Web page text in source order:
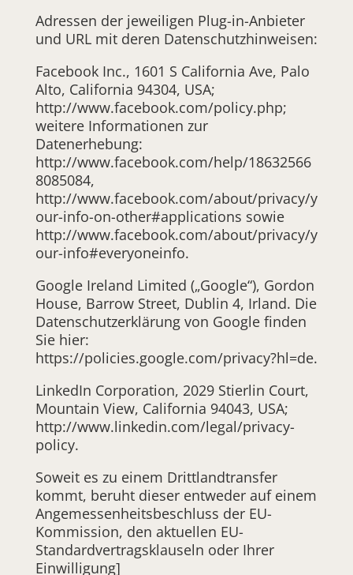
Adressen der jeweiligen Plug-in-Anbieter
und URL mit deren Datenschutzhinweisen:
Facebook Inc., 1601 S California Ave, Palo
Alto, California 94304, USA;
http://www.facebook.com/policy.php;
weitere Informationen zur
Datenerhebung:
http://www.facebook.com/help/18632566
8085084,
http://www.facebook.com/about/privacy/y
our-info-on-other#applications sowie
http://www.facebook.com/about/privacy/y
our-info#everyoneinfo.
Google Ireland Limited („Google“), Gordon
House, Barrow Street, Dublin 4, Irland. Die
Datenschutzerklärung von Google finden
Sie hier:
https://policies.google.com/privacy?hl=de.
LinkedIn Corporation, 2029 Stierlin Court,
Mountain View, California 94043, USA;
http://www.linkedin.com/legal/privacy-
policy.
Soweit es zu einem Drittlandtransfer
kommt, beruht dieser entweder auf einem
Angemessenheitsbeschluss der EU-
Kommission, den aktuellen EU-
Standardvertragsklauseln oder Ihrer
Einwilligung]